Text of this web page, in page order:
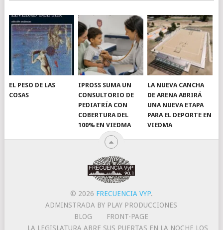
EL PESO DE LAS
COSAS
IPROSS SUMA UN
CONSULTORIO DE
PEDIATRÍA CON
COBERTURA DEL
100% EN VIEDMA
LA NUEVA CANCHA
DE ARENA ABRIRÁ
UNA NUEVA ETAPA
PARA EL DEPORTE EN
VIEDMA
© 2026 FRECUENCIA VYP.
ADMINSTRADA BY PLAY PRODUCCIONES
BLOG
FRONT-PAGE
LA LEGISLATURA ABRE SUS PUERTAS EN LA NOCHE LOS